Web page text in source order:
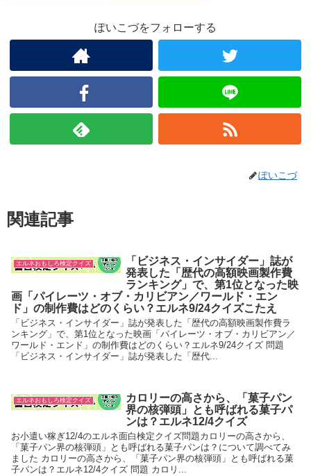
ぽいこづをフォローする
ぽいこづ
関連記事
エルネおもしろ検定クイズ
「ビジネス・インサイダー」誌が
発表した「歴代の高額映画製作費
ランキング」で、第1位となった映
画「パイレーツ・オブ・カリビアン／ワールド・エン
ド」の制作費はどのくらい？エルネ9/24クイズこたえ
「ビジネス・インサイダー」誌が発表した「歴代の高額映画製作費ラ
ンキング」で、第1位となった映画「パイレーツ・オブ・カリビアン／
ワールド・エンド」の制作費はどのくらい？エルネ9/24クイズ 問題
「ビジネス・インサイダー」誌が発表した「歴代...
エルネおもしろ検定クイズ
カロリーの高さから、「菓子パン
界の核弾頭」とも呼ばれる菓子パ
ンは？エルネ12/4クイズ
お小遣い稼ぎ12/4のエルネ面白検定クイズ問題カロリーの高さから、
「菓子パン界の核弾頭」とも呼ばれる菓子パンは？について調べてみ
ました カロリーの高さから、「菓子パン界の核弾頭」とも呼ばれる菓
子パンは？エルネ12/4クイズ 問題 カロリ...